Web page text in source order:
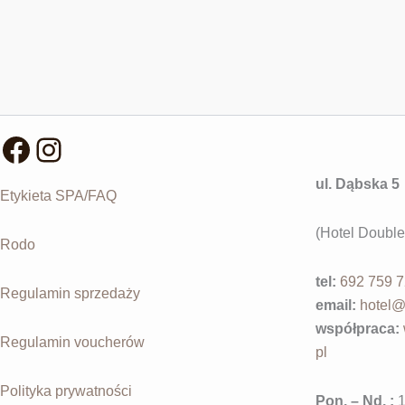
Facebook
Instagram
Etykieta SPA/FAQ
Rodo
Regulamin sprzedaży
Regulamin voucherów
Polityka prywatności
ul. Dąbska 5
(Hotel
tel: 692 759
email:
współpraca:
pl
Pon. – Nd. :